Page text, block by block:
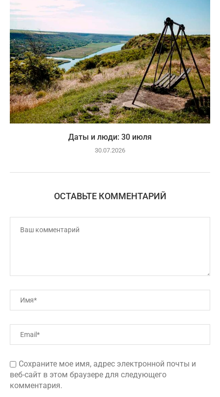
Даты и люди: 30 июля
30.07.2026
ОСТАВЬТЕ КОММЕНТАРИЙ
Сохраните мое имя, адрес электронной почты и
веб-сайт в этом браузере для следующего
комментария.